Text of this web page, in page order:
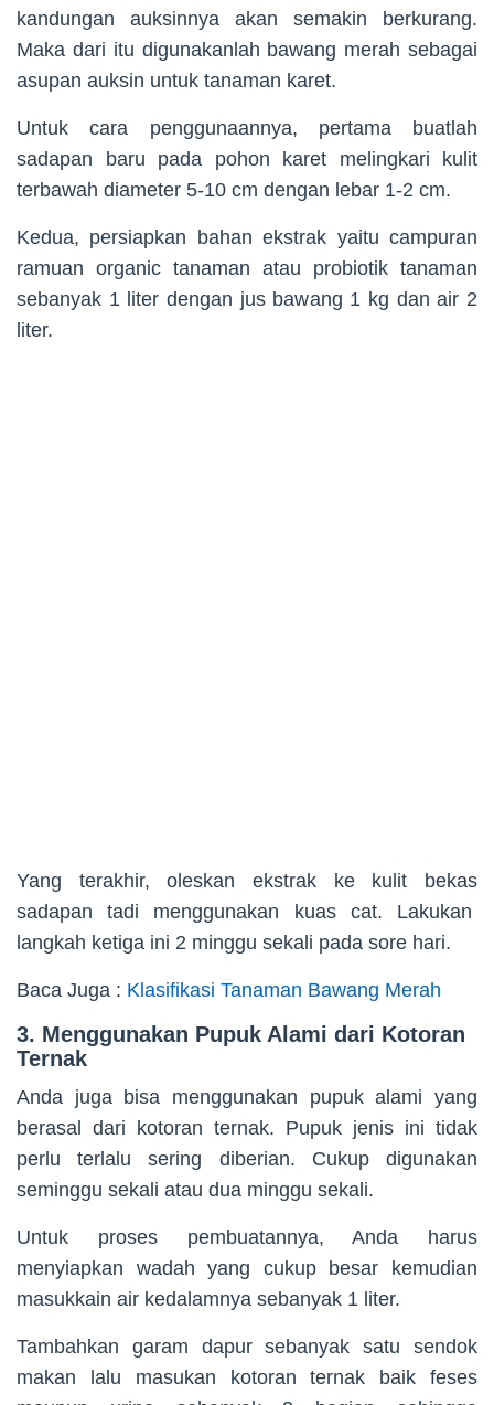
kandungan auksinnya akan semakin berkurang.
Maka dari itu digunakanlah bawang merah sebagai
asupan auksin untuk tanaman karet.
Untuk cara penggunaannya, pertama buatlah
sadapan baru pada pohon karet melingkari kulit
terbawah diameter 5-10 cm dengan lebar 1-2 cm.
Kedua, persiapkan bahan ekstrak yaitu campuran
ramuan organic tanaman atau probiotik tanaman
sebanyak 1 liter dengan jus bawang 1 kg dan air 2
liter.
Yang terakhir, oleskan ekstrak ke kulit bekas
sadapan tadi menggunakan kuas cat. Lakukan
langkah ketiga ini 2 minggu sekali pada sore hari.
Baca Juga : Klasifikasi Tanaman Bawang Merah
3. Menggunakan Pupuk Alami dari Kotoran
Ternak
Anda juga bisa menggunakan pupuk alami yang
berasal dari kotoran ternak. Pupuk jenis ini tidak
perlu terlalu sering diberian. Cukup digunakan
seminggu sekali atau dua minggu sekali.
Untuk proses pembuatannya, Anda harus
menyiapkan wadah yang cukup besar kemudian
masukkain air kedalamnya sebanyak 1 liter.
Tambahkan garam dapur sebanyak satu sendok
makan lalu masukan kotoran ternak baik feses